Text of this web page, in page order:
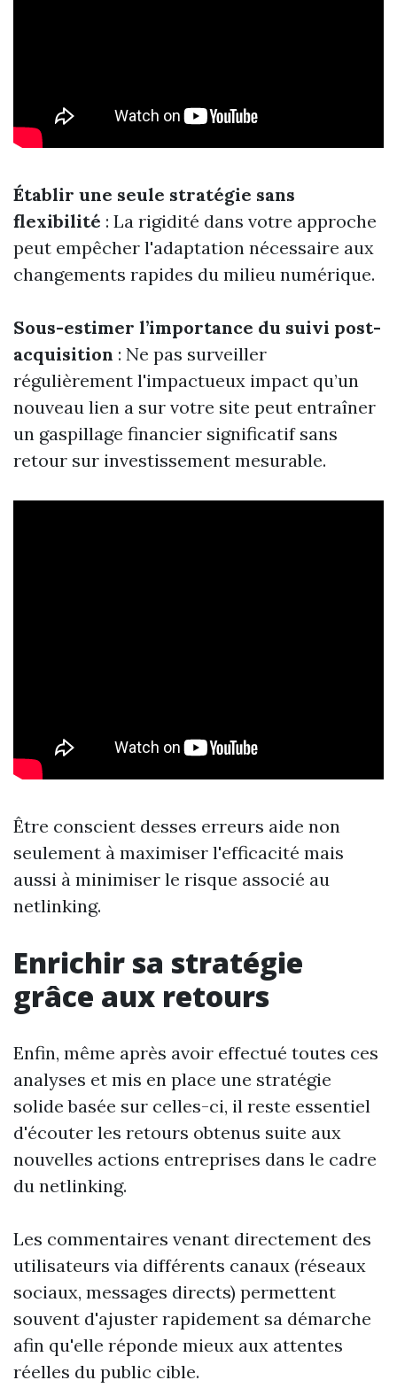
Établir une seule stratégie sans
flexibilité : La rigidité dans votre approche
peut empêcher l'adaptation nécessaire aux
changements rapides du milieu numérique.
Sous-estimer l’importance du suivi post-
acquisition : Ne pas surveiller
régulièrement l'impactueux impact qu’un
nouveau lien a sur votre site peut entraîner
un gaspillage financier significatif sans
retour sur investissement mesurable.
Être conscient desses erreurs aide non
seulement à maximiser l'efficacité mais
aussi à minimiser le risque associé au
netlinking.
Enrichir sa stratégie
grâce aux retours
Enfin, même après avoir effectué toutes ces
analyses et mis en place une stratégie
solide basée sur celles-ci, il reste essentiel
d'écouter les retours obtenus suite aux
nouvelles actions entreprises dans le cadre
du netlinking.
Les commentaires venant directement des
utilisateurs via différents canaux (réseaux
sociaux, messages directs) permettent
souvent d'ajuster rapidement sa démarche
afin qu'elle réponde mieux aux attentes
réelles du public cible.